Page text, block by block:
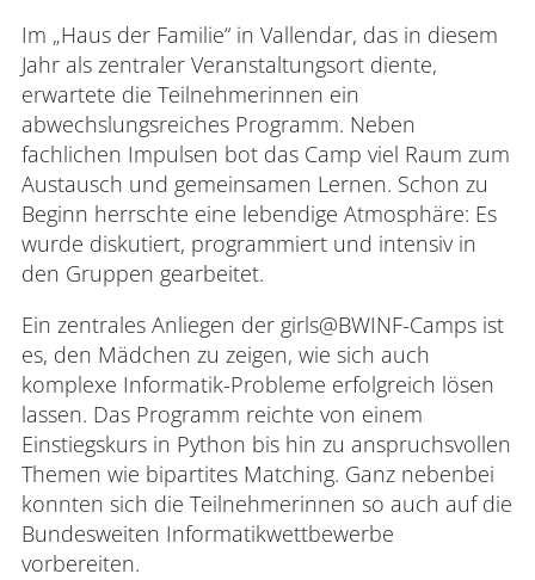
Anmelden Impressum Datenschutz
Im „Haus der Familie“ in Vallendar, das in diesem
Jahr als zentraler Veranstaltungsort diente,
erwartete die Teilnehmerinnen ein
abwechslungsreiches Programm. Neben
fachlichen Impulsen bot das Camp viel Raum zum
Austausch und gemeinsamen Lernen. Schon zu
Beginn herrschte eine lebendige Atmosphäre: Es
wurde diskutiert, programmiert und intensiv in
den Gruppen gearbeitet.
Ein zentrales Anliegen der girls@BWINF-Camps ist
es, den Mädchen zu zeigen, wie sich auch
komplexe Informatik-Probleme erfolgreich lösen
lassen. Das Programm reichte von einem
Einstiegskurs in Python bis hin zu anspruchsvollen
Themen wie bipartites Matching. Ganz nebenbei
konnten sich die Teilnehmerinnen so auch auf die
Bundesweiten Informatikwettbewerbe
vorbereiten.